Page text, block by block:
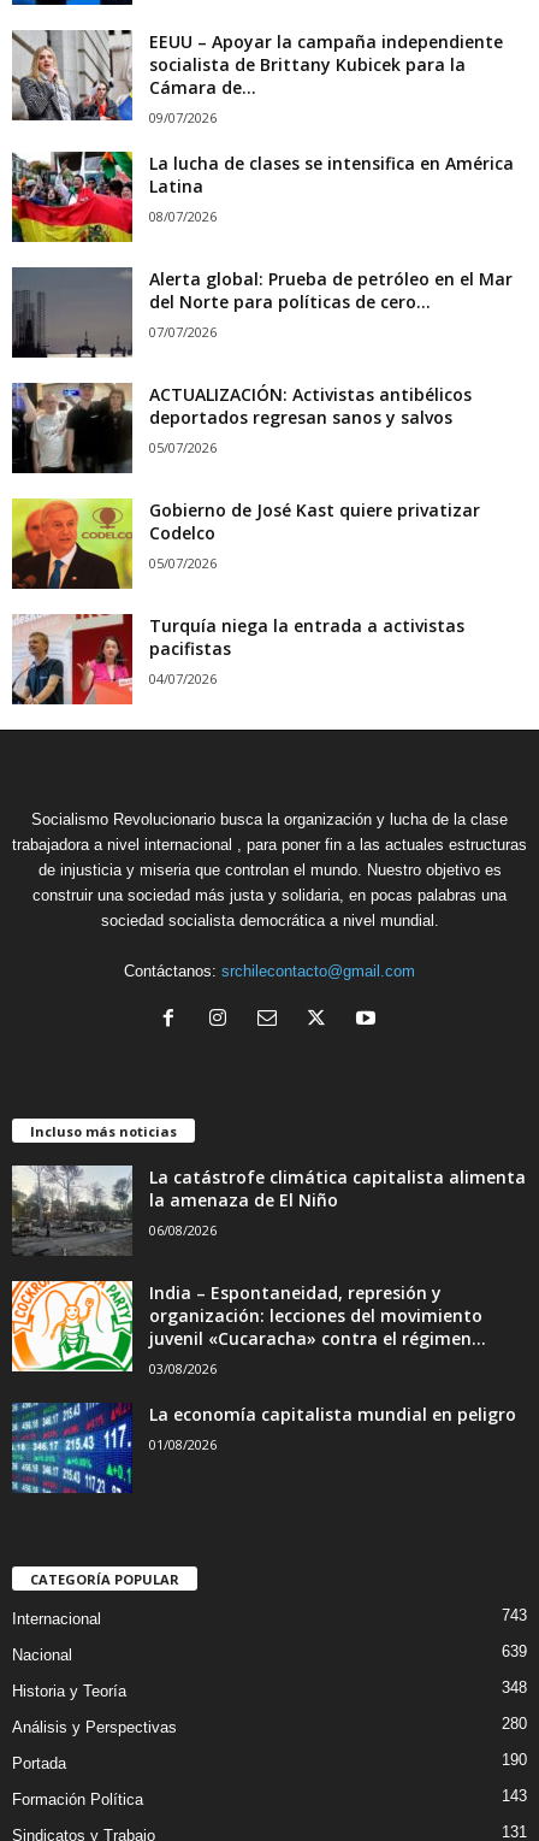
EEUU – Apoyar la campaña independiente
socialista de Brittany Kubicek para la
Cámara de...
09/07/2026
La lucha de clases se intensifica en América
Latina
08/07/2026
Alerta global: Prueba de petróleo en el Mar
del Norte para políticas de cero...
07/07/2026
ACTUALIZACIÓN: Activistas antibélicos
deportados regresan sanos y salvos
05/07/2026
Gobierno de José Kast quiere privatizar
Codelco
05/07/2026
Turquía niega la entrada a activistas
pacifistas
04/07/2026
Socialismo Revolucionario busca la organización y lucha de la clase
trabajadora a nivel internacional , para poner fin a las actuales estructuras
de injusticia y miseria que controlan el mundo. Nuestro objetivo es
construir una sociedad más justa y solidaria, en pocas palabras una
sociedad socialista democrática a nivel mundial.
Contáctanos: srchilecontacto@gmail.com
Incluso más noticias
La catástrofe climática capitalista alimenta
la amenaza de El Niño
06/08/2026
India – Espontaneidad, represión y
organización: lecciones del movimiento
juvenil «Cucaracha» contra el régimen...
03/08/2026
La economía capitalista mundial en peligro
01/08/2026
CATEGORÍA POPULAR
Internacional 743
Nacional 639
Historia y Teoría 348
Análisis y Perspectivas 280
Portada 190
Formación Política 143
Sindicatos y Trabajo 131